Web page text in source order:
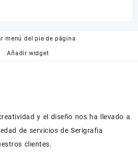
menú del pie de página
Añadir widget
y el diseño nos ha llevado a
de servicios de Serigrafia
clientes.